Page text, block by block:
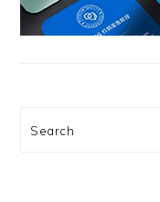
Search